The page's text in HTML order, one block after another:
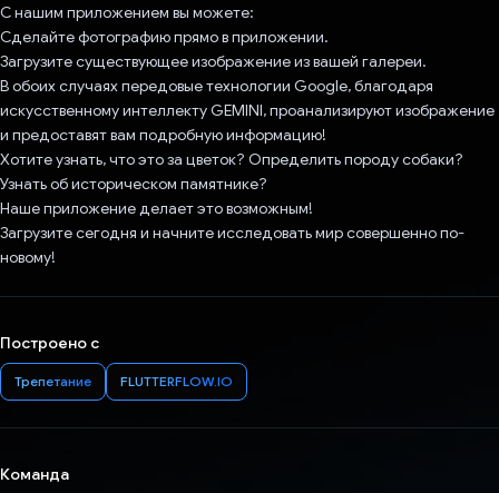
С нашим приложением вы можете:
Сделайте фотографию прямо в приложении.
Загрузите существующее изображение из вашей галереи.
В обоих случаях передовые технологии Google, благодаря
искусственному интеллекту GEMINI, проанализируют изображение
и предоставят вам подробную информацию!
Хотите узнать, что это за цветок? Определить породу собаки?
Узнать об историческом памятнике? ️
Наше приложение делает это возможным!
Загрузите сегодня и начните исследовать мир совершенно по-
новому!
Построено с
Трепетание FLUTTERFLOW.IO
Команда